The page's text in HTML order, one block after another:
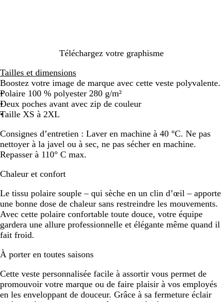
Téléchargez votre graphisme
Tailles et dimensions
Boostez votre image de marque avec cette veste polyvalente.
Polaire 100 % polyester 280 g/m²
Deux poches avant avec zip de couleur
Taille XS à 2XL
Consignes d’entretien : Laver en machine à 40 °C. Ne pas
nettoyer à la javel ou à sec, ne pas sécher en machine.
Repasser à 110° C max.
Chaleur et confort
Le tissu polaire souple – qui sèche en un clin d’œil – apporte
une bonne dose de chaleur sans restreindre les mouvements.
Avec cette polaire confortable toute douce, votre équipe
gardera une allure professionnelle et élégante même quand il
fait froid.
À porter en toutes saisons
Cette veste personnalisée facile à assortir vous permet de
promouvoir votre marque ou de faire plaisir à vos employés
en les enveloppant de douceur. Grâce à sa fermeture éclair